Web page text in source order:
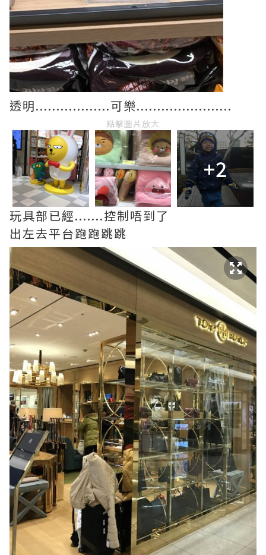
透明..................可樂.......................
點擊圖片放大
+2
玩具部已經.......控制唔到了
出左去平台跑跑跳跳